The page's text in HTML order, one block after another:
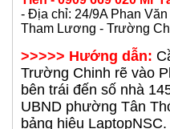
- Địa chỉ: 24/9A Phan
Tham Lương - Trường
>>>>> Hướng dẫn:
Trường Chinh rẽ vào
bên trái đến số nhà
UBND phường Tân
bảng hiệu LaptopNSC.